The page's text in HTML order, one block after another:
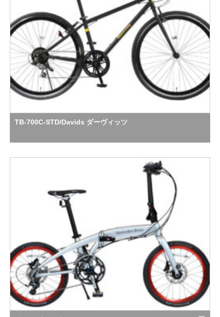
TB-700C-STD/Davids ダーヴィッツ